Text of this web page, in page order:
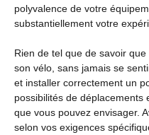
polyvalence de votre
substantiellement votre
Rien de tel que de savoir
son vélo, sans jamais se
et installer correctement un
possibilités de déplacements
que vous pouvez envisager.
selon vos exigences